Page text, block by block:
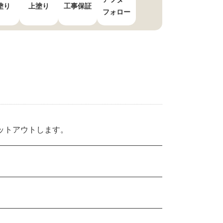
り 上塗り 工事保証
フォロー
アウトします。